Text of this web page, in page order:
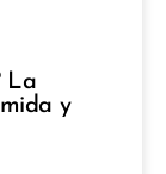
La
y